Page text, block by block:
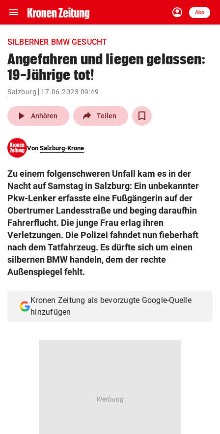
menu Navigation
ein-/ausklappen
account_circle
Anmelden
Abo
close Schließen
account_circle Anmelden
pin_drop
Wien arrow_right
search
eingeben
© Krone Multimedia GmbH & Co KG 2026
Muthgasse 2, 1190 Wien
SILBERNER BMW GESUCHT
Angefahren und liegen gelassen:
19-Jährige tot!
Salzburg 17.06.2023 09:49
play_arrow Anhören Teilen
Von Salzburg-Krone
Zu einem folgenschweren Unfall kam es in der
Nacht auf Samstag in Salzburg: Ein unbekannter
Pkw-Lenker erfasste eine Fußgängerin auf der
Obertrumer Landesstraße und beging daraufhin
Fahrerflucht. Die junge Frau erlag ihren
Verletzungen. Die Polizei fahndet nun fieberhaft
nach dem Tatfahrzeug. Es dürfte sich um einen
silbernen BMW handeln, dem der rechte
Außenspiegel fehlt.
Kronen Zeitung als bevorzugte Google-Quelle
hinzufügen